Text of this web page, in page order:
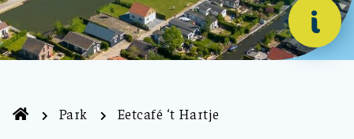
i
Park Eetcafé ‘t Hartje